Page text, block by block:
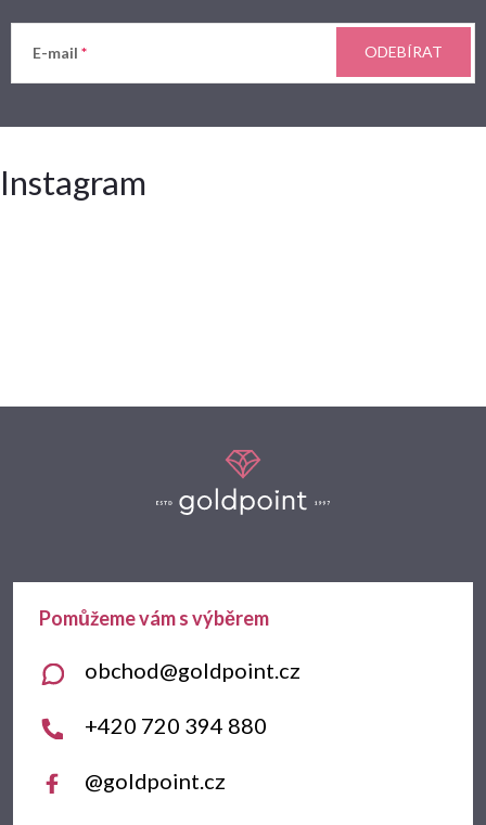
E-mail ODEBÍRAT
Instagram
a
obchod@goldpoint.cz
+420 720 394 880
@goldpoint.cz